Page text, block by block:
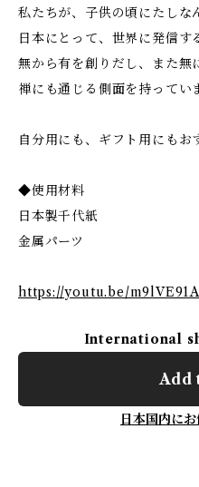
私たちが、子供の頃にたしな
日本にとって、世界に発信す
無から有を創りだし、また無
禅にも通じる側面を持ってい
自分用にも、ギフト用にもお
◆使用材料
日本製千代紙
金属パーツ
https://youtu.be/
International
Add
日本国内に